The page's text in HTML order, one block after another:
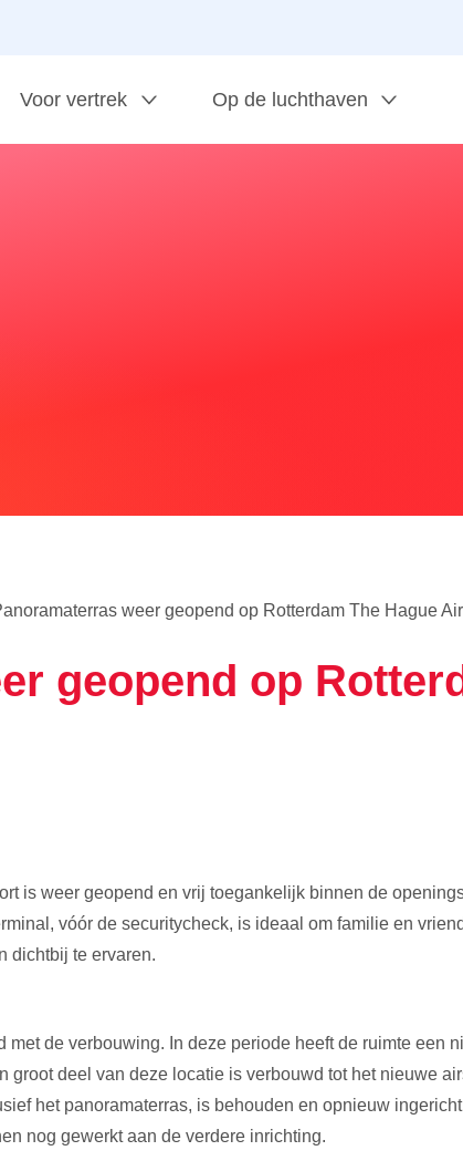
Voor vertrek Op de luchthaven
weer geopend op Rotterdam The Hague
geopend op
is weer geopend en vrij toegankelijk binnen de
vóór de securitycheck, is ideaal om familie en
dichtbij te ervaren.
de verbouwing. In deze periode heeft de ruimte een
groot deel van deze locatie is verbouwd tot het nieuwe
het panoramaterras, is behouden en opnieuw ingericht
nog gewerkt aan de verdere inrichting.